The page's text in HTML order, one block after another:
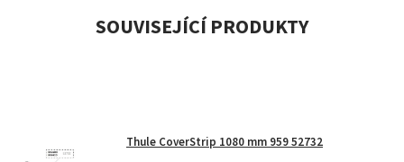
SOUVISEJÍCÍ PRODUKTY
Thule CoverStrip 1080 mm 959 52732